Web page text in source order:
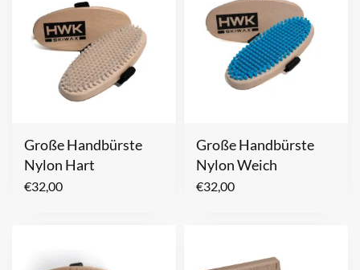
Große Handbürste
Nylon Hart
€32,00
Große Handbürste
Nylon Weich
€32,00